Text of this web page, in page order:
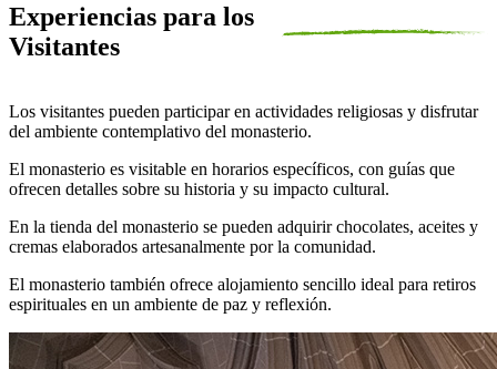
Experiencias para los
Visitantes
Los visitantes pueden participar en actividades religiosas y disfrutar
del ambiente contemplativo del monasterio.
El monasterio es visitable en horarios específicos, con guías que
ofrecen detalles sobre su historia y su impacto cultural.
En la tienda del monasterio se pueden adquirir chocolates, aceites y
cremas elaborados artesanalmente por la comunidad.
El monasterio también ofrece alojamiento sencillo ideal para retiros
espirituales en un ambiente de paz y reflexión.